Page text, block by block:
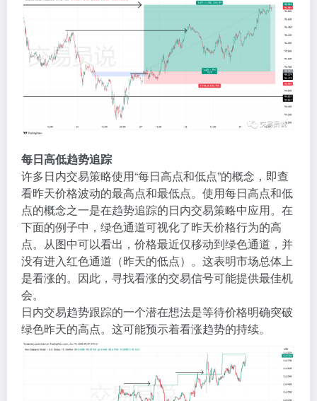
每日高低趋势追踪
许多日内交易策略使用“每日高点和低点”的概念，即查
看昨天价格波动的最高点和最低点。使用每日高点和低
点的概念之一是在趋势追踪的日内交易策略中应用。在
下面的例子中，绿色通道可视化了昨天价格行为的高
点。从图中可以看出，价格最近仅移动到绿色通道，并
没有进入红色通道（昨天的低点）。这表明市场总体上
是看涨的。因此，寻找看涨的交易信号可能提供最佳机
会。
日内交易趋势跟踪的一个潜在想法是等待价格明确突破
绿色昨天的高点。这可能预示着看涨趋势的持续。